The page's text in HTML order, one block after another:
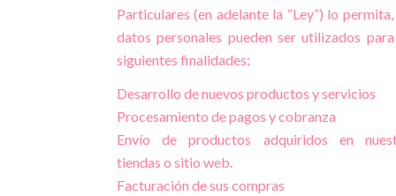
Particulares (en adelante la “Ley”) lo permita,
datos personales pueden ser utilizados
siguientes finalidades:
Desarrollo de nuevos productos y servicios
Procesamiento de pagos y cobranza
Envío de productos adquiridos en
tiendas o sitio web.
Facturación de sus compras